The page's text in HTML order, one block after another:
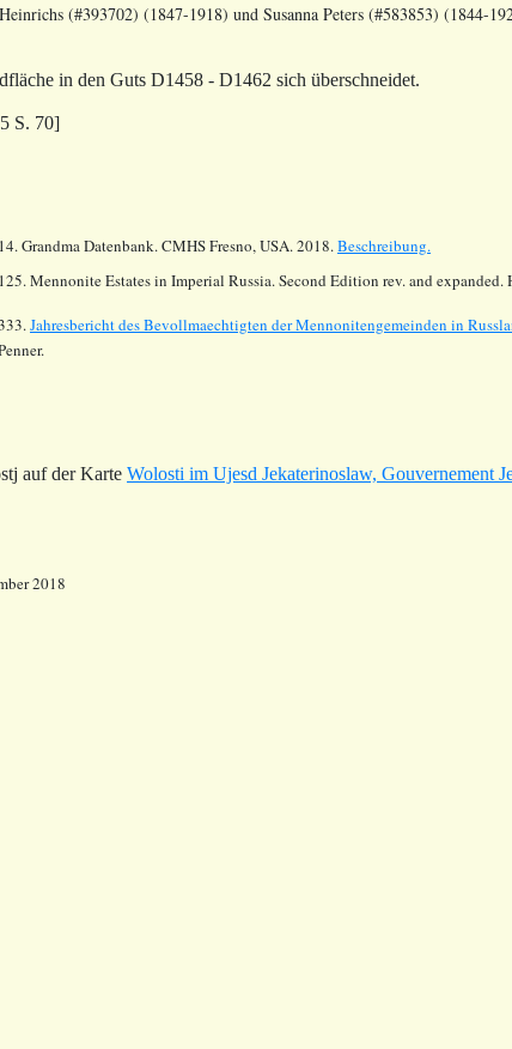
(#393702) (1847-1918) und Susanna Peters (#583853) (1844-
in den Guts D1458 - D1462 sich überschneidet.
S. 70]
14.Grandma Datenbank. CMHS Fresno, USA. 2018.Beschreibung.
125. Mennonite Estates in Imperial Russia. Second Edition rev. and
Jahresbericht des Bevollmaechtigten der Mennonitengemeinden in
auf der Karte Wolosti im Ujesd Jekaterinoslaw, Gouvernement
2018